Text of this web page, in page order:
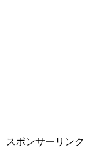
スポンサーリンク